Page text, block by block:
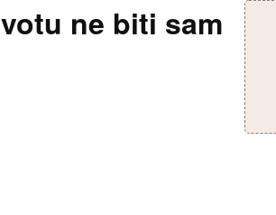
ne biti sam